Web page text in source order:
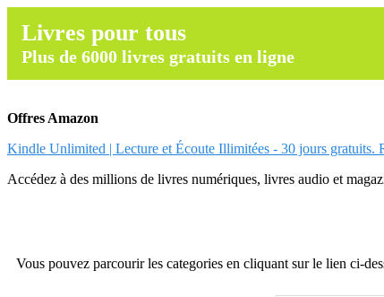
Livres pour tous
Plus de 6000 livres gratuits en ligne
Offres Amazon
Kindle Unlimited | Lecture et Écoute Illimitées - 30 jours gratuits.
Accédez à des millions de livres numériques, livres audio et
Vous pouvez parcourir les categories en cliquant sur le lien ci-